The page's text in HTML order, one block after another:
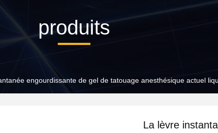
produits
engourdissante de gel de tatouage anesthésique actuel
La lèvre